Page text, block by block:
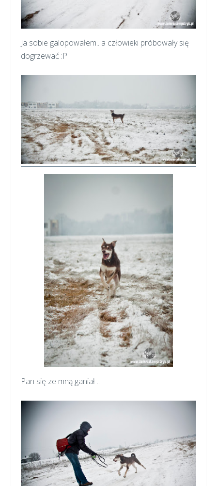
Ja sobie galopowałem.. a człowieki próbowały się
dogrzewać :P
Pan się ze mną ganiał ..